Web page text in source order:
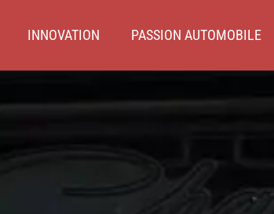
INNOVATION PASSION AUTOMOBILE